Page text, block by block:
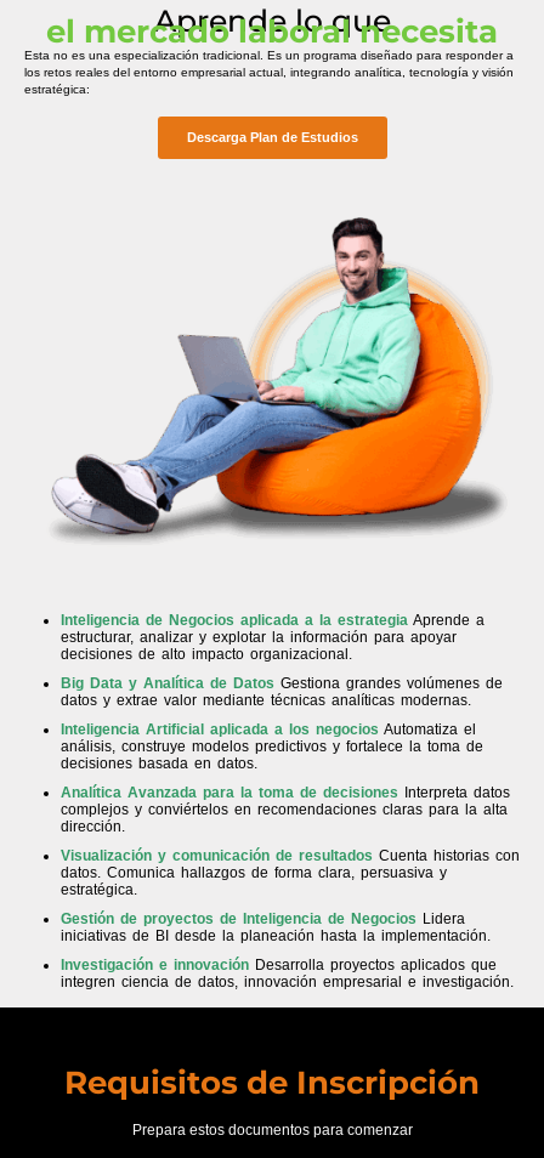
Aprende lo que
el mercado laboral necesita
Esta no es una especialización tradicional. Es un programa diseñado para responder a
los retos reales del entorno empresarial actual, integrando analítica, tecnología y visión
estratégica:
Descarga Plan de Estudios
Inteligencia de Negocios aplicada a la estrategia Aprende a
estructurar, analizar y explotar la información para apoyar
decisiones de alto impacto organizacional.
Big Data y Analítica de Datos Gestiona grandes volúmenes de
datos y extrae valor mediante técnicas analíticas modernas.
Inteligencia Artificial aplicada a los negocios Automatiza el
análisis, construye modelos predictivos y fortalece la toma de
decisiones basada en datos.
Analítica Avanzada para la toma de decisiones Interpreta datos
complejos y conviértelos en recomendaciones claras para la alta
dirección.
Visualización y comunicación de resultados Cuenta historias con
datos. Comunica hallazgos de forma clara, persuasiva y
estratégica.
Gestión de proyectos de Inteligencia de Negocios Lidera
iniciativas de BI desde la planeación hasta la implementación.
Investigación e innovación Desarrolla proyectos aplicados que
integren ciencia de datos, innovación empresarial e investigación.
Requisitos de Inscripción
Prepara estos documentos para comenzar